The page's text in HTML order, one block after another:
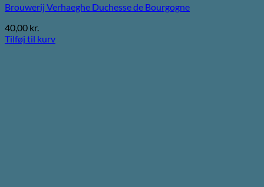
Brouwerij Verhaeghe Duchesse de Bourgogne
40,00 kr.
Tilføj til kurv